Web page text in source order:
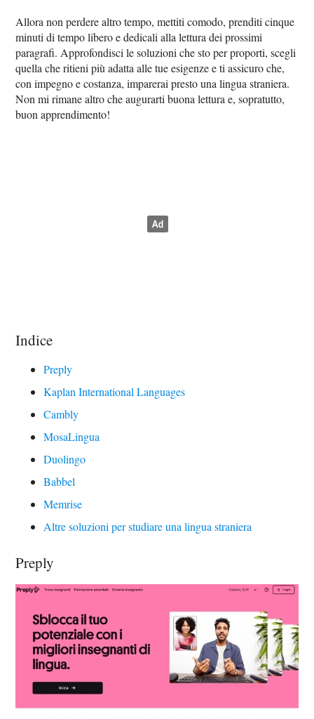
Allora non perdere altro tempo, mettiti comodo, prenditi cinque
minuti di tempo libero e dedicali alla lettura dei prossimi
paragrafi. Approfondisci le soluzioni che sto per proporti, scegli
quella che ritieni più adatta alle tue esigenze e ti assicuro che,
con impegno e costanza, imparerai presto una lingua straniera.
Non mi rimane altro che augurarti buona lettura e, sopratutto,
buon apprendimento!
Indice
Preply
Kaplan International Languages
Cambly
MosaLingua
Duolingo
Babbel
Memrise
Altre soluzioni per studiare una lingua straniera
Preply